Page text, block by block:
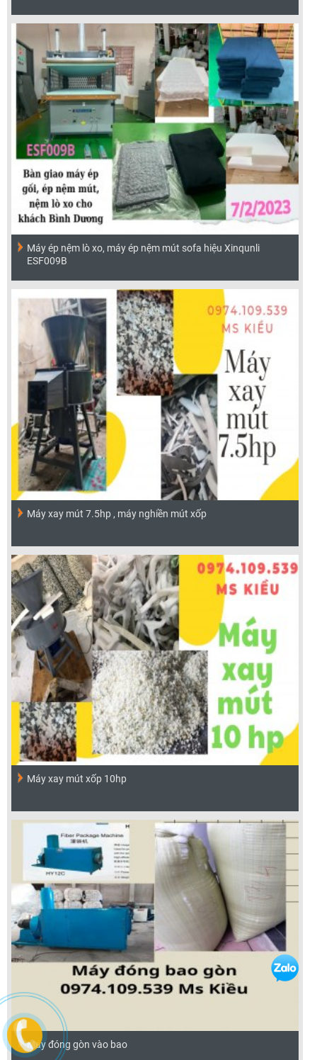
Máy ép nệm lò xo, máy ép nệm mút sofa hiệu Xinqunli
ESF009B
Máy xay mút 7.5hp , máy nghiền mút xốp
Máy xay mút xốp 10hp
Máy đóng gòn vào bao